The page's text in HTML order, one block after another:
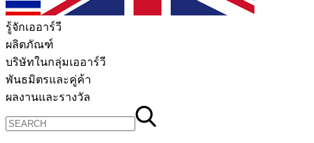
รู้จักเออาร์วี
ผลิตภัณฑ์
บริษัทในกลุ่มเออาร์วี
พันธมิตรและคู่ค้า
ผลงานและรางวัล